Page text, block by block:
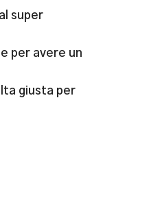
super
per avere un
giusta per